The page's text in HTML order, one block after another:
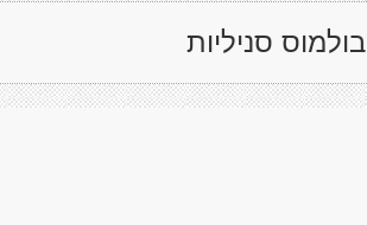
בולמוס סניליות